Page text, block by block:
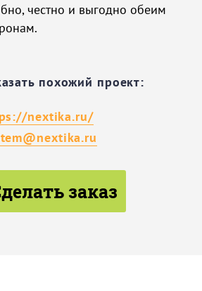
честно и выгодно обеим
похожий проект:
nextika.ru/
заказ